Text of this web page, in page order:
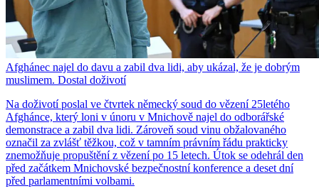
Afghánec najel do davu a zabil dva lidi, aby ukázal, že je dobrým
muslimem. Dostal doživotí
Na doživotí poslal ve čtvrtek německý soud do vězení 25letého
Afghánce, který loni v únoru v Mnichově najel do odborářské
demonstrace a zabil dva lidi. Zároveň soud vinu obžalovaného
označil za zvlášť těžkou, což v tamním právním řádu prakticky
znemožňuje propuštění z vězení po 15 letech. Útok se odehrál den
před začátkem Mnichovské bezpečnostní konference a deset dní
před parlamentními volbami.